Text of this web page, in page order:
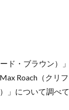
ド・ブラウン）
Roach（クリ
」について調べて